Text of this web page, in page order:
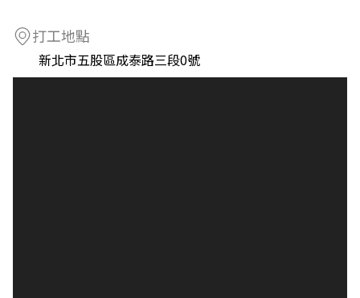
打工地點
新北市五股區成泰路三段0號